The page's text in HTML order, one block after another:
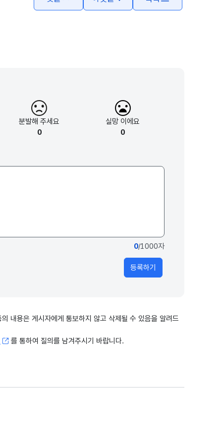
분발해주세요
0
실망 이에요
0
0/1000자
등록하기
내용은 게시자에게 통보하지 않고 삭제될 수 있음을 알려드
를 통하여 질의를 남겨주시기 바랍니다.